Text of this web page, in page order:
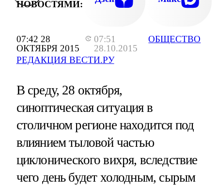
07:42 28
ОКТЯБРЯ 2015
07:51
28.10.2015
РЕДАКЦИЯ ВЕСТИ.РУ
ОБЩЕСТВО
НОВОСТЯМИ:
В среду, 28 октября,
синоптическая ситуация в
столичном регионе находится под
влиянием тыловой частью
циклонического вихря, вследствие
чего день будет холодным, сырым